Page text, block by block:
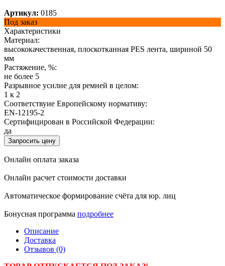
Артикул: 0185
Под заказ
Характеристики
Материал:
высококачественная, плоскотканная PES лента, шириной 50
мм
Растяжение, %:
не более 5
Разрывное усилие для ремней в целом:
1 к 2
Соответствуие Европейскому нормативу:
EN-12195-2
Сертифицирован в Российской Федерации:
да
Запросить цену
Онлайн оплата заказа
Онлайн расчет стоимости доставки
Автоматическое формирование счёта для юр. лиц
Бонусная программа подробнее
Описание
Доставка
Отзывов (0)